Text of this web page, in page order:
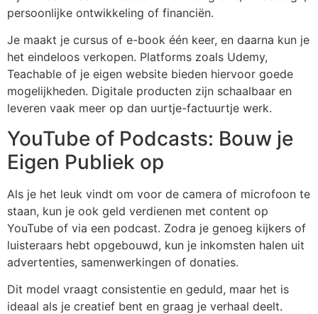
persoonlijke ontwikkeling of financiën.
Je maakt je cursus of e-book één keer, en daarna kun je
het eindeloos verkopen. Platforms zoals Udemy,
Teachable of je eigen website bieden hiervoor goede
mogelijkheden. Digitale producten zijn schaalbaar en
leveren vaak meer op dan uurtje-factuurtje werk.
YouTube of Podcasts: Bouw je
Eigen Publiek op
Als je het leuk vindt om voor de camera of microfoon te
staan, kun je ook geld verdienen met content op
YouTube of via een podcast. Zodra je genoeg kijkers of
luisteraars hebt opgebouwd, kun je inkomsten halen uit
advertenties, samenwerkingen of donaties.
Dit model vraagt consistentie en geduld, maar het is
ideaal als je creatief bent en graag je verhaal deelt.